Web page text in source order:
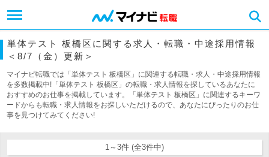
単体テスト 板橋区に関する求人・転職・中途採用情報
＜8/7（金）更新＞
マイナビ転職では「単体テスト 板橋区」に関連する転職・求人・中途採用情報
を多数掲載中!「単体テスト 板橋区」の転職・求人情報を探しているあなたに
おすすめのお仕事を掲載しています。「単体テスト 板橋区」に関連するキーワ
ードからも転職・求人情報をお探しいただけるので、あなたにぴったりのお仕
事を見つけてみてください!
1～3件 (全3件中)